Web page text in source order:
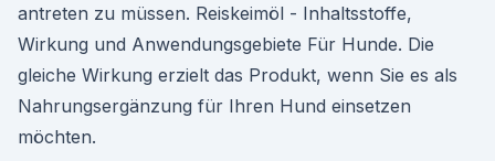
antreten zu müssen. Reiskeimöl - Inhaltsstoffe,
Wirkung und Anwendungsgebiete Für Hunde. Die
gleiche Wirkung erzielt das Produkt, wenn Sie es als
Nahrungsergänzung für Ihren Hund einsetzen
möchten.